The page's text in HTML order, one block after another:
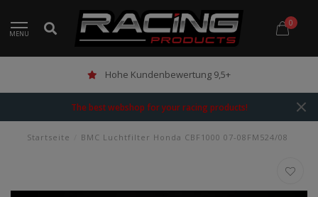
MENU
0
Hohe Kundenbewertung 9,5+
The best webshop for your racing products!
Startseite BMC Luchtfilter Honda CBF1000 07-08FM524/08